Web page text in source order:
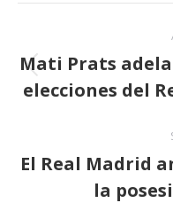
entre
Mati Prats
elecciones del
El Real Madrid
la